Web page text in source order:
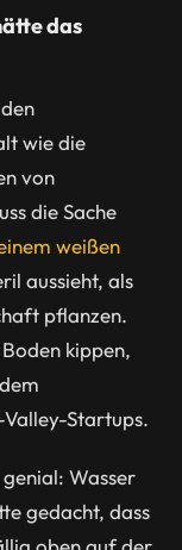
das
wie die
von
die Sache
weißen
aussieht, als
pflanzen.
kippen,
Valley-Startups.
Wasser
gedacht, dass